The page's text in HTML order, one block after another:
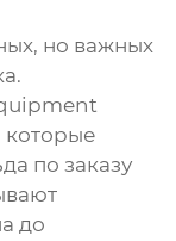
но важных
которые
по заказу
до